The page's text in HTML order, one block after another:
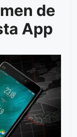
de
App